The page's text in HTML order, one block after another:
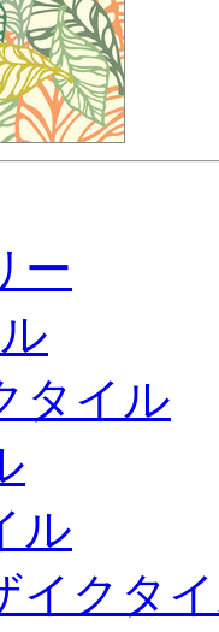
ー
タイル
ル
イクタ